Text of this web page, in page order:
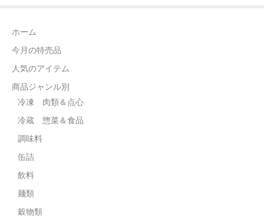
漬物類
野菜＆果物
乾物
その他食品
電話カード
ホーム
今月の特売品
人気のアイテム
商品ジャンル別
冷凍 肉類＆点心
冷蔵 惣菜＆食品
調味料
缶詰
飲料
麺類
穀物類